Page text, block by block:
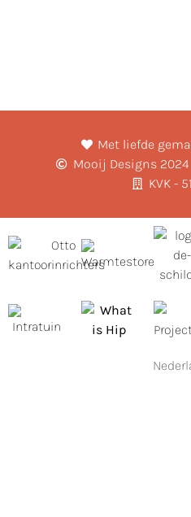
Met liefde
Mooij Designs 2024
KVK -